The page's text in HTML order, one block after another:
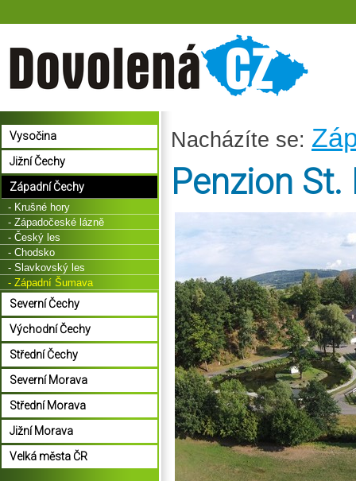
Nacházíte se:
Penzion St.
Vysočina
Jižní Čechy
Západní Čechy
- Krušné hory
- Západočeské lázně
- Český les
- Chodsko
- Slavkovský les
- Západní Šumava
Severní Čechy
Východní Čechy
Střední Čechy
Severní Morava
Střední Morava
Jižní Morava
Velká města ČR